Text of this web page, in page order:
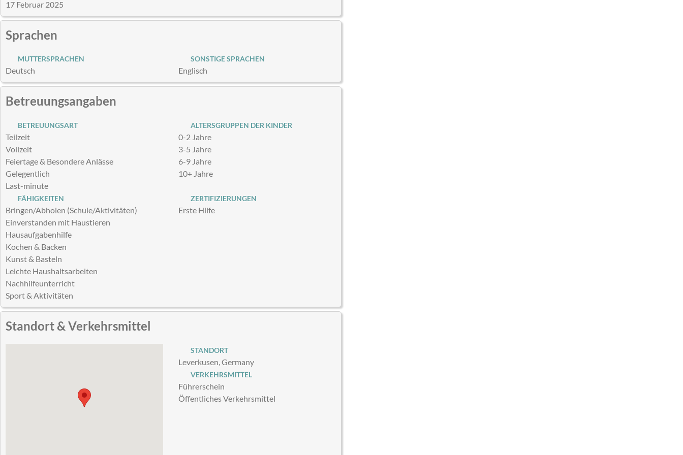
17 Februar 2025
Sprachen
MUTTERSPRACHEN
Deutsch
SONSTIGE SPRACHEN
Englisch
Betreuungsangaben
BETREUUNGSART
Teilzeit
Vollzeit
Feiertage & Besondere Anlässe
Gelegentlich
Last-minute
ALTERSGRUPPEN DER KINDER
0-2 Jahre
3-5 Jahre
6-9 Jahre
10+ Jahre
FÄHIGKEITEN
Bringen/Abholen (Schule/Aktivitäten)
Einverstanden mit Haustieren
Hausaufgabenhilfe
Kochen & Backen
Kunst & Basteln
Leichte Haushaltsarbeiten
Nachhilfeunterricht
Sport & Aktivitäten
ZERTIFIZIERUNGEN
Erste Hilfe
Standort & Verkehrsmittel
STANDORT
Leverkusen, Germany
VERKEHRSMITTEL
Führerschein
Öffentliches Verkehrsmittel